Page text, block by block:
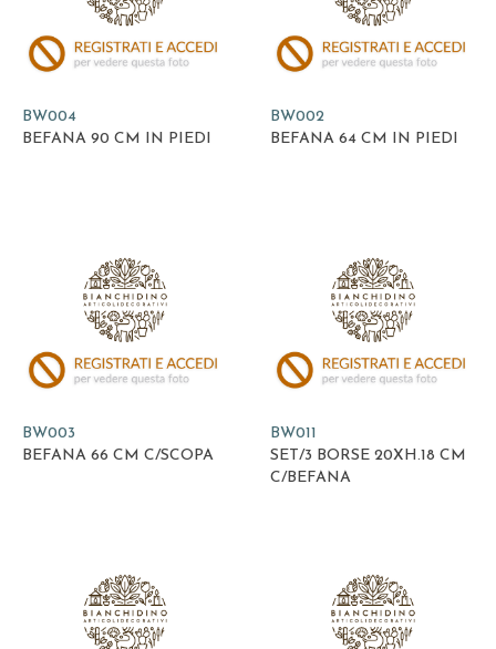
BW004
BEFANA 90 CM IN PIEDI
BW002
BEFANA 64 CM IN PIEDI
BW003
BEFANA 66 CM C/SCOPA
BW011
SET/3 BORSE 20XH.18 CM
C/BEFANA